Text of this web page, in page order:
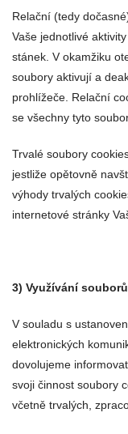
Relační (tedy
Vaše jednotlivé
stánek. V okamžiku
soubory aktivují a
prohlížeče. Relační
se všechny tyto
Trvalé soubory
jestliže opětovně
výhody trvalých
internetové stránky
3) Využívání
V souladu s
elektronických
dovolujeme
svoji činnost soubory
včetně trvalých,